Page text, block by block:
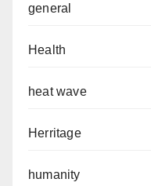
general
Health
heat wave
Herritage
humanity